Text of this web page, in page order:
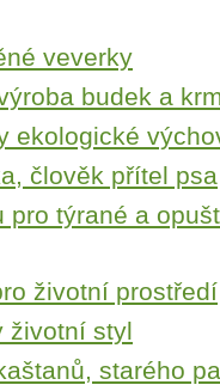
veverky
budek a
ekologické
člověk přítel psa
pro týrané a
životní prostředí
životní styl
starého